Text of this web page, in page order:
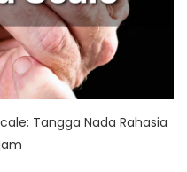
Tangga Nada Rahasia